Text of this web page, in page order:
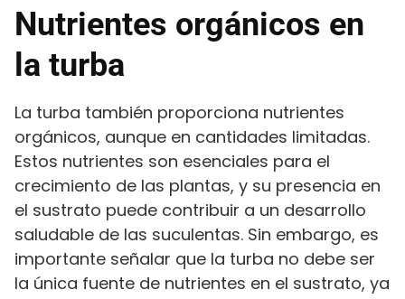
Nutrientes orgánicos en
la turba
La turba también proporciona nutrientes
orgánicos, aunque en cantidades limitadas.
Estos nutrientes son esenciales para el
crecimiento de las plantas, y su presencia en
el sustrato puede contribuir a un desarrollo
saludable de las suculentas. Sin embargo, es
importante señalar que la turba no debe ser
la única fuente de nutrientes en el sustrato, ya